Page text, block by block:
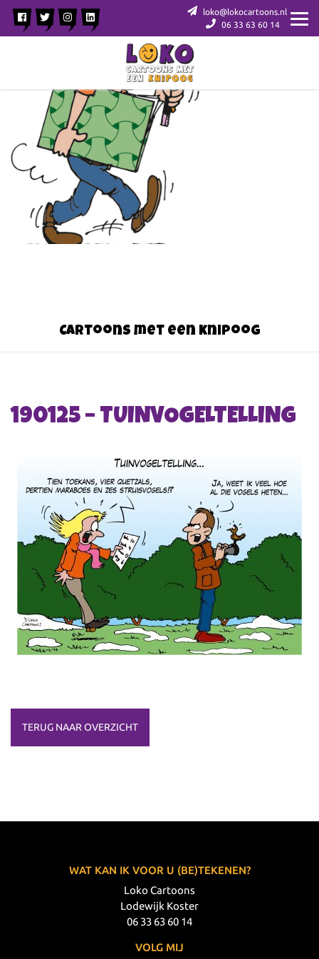
loko@lokocartoons.nl
06 33 63 60 14
Cartoons met een knipoog
190125 – TUINVOGELTELLING
TERUG NAAR OVERZICHT
WAT KAN IK VOOR U (BE)TEKENEN?
Loko Cartoons
Lodewijk Koster
06 33 63 60 14
VOLG MIJ